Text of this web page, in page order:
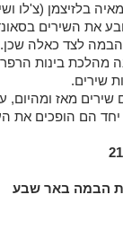
בלזיצמן (צ'לו
את השירים
לצד כאלה שכן.
מהלכת בינות
שירים מאז
יחד הם הופכים את
הבמה באר שבע